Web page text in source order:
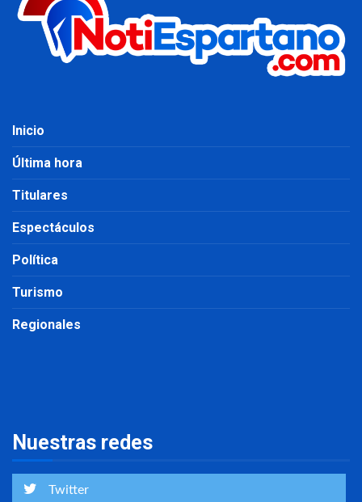
Inicio
Última hora
Titulares
Espectáculos
Política
Turismo
Regionales
Nuestras redes
Twitter